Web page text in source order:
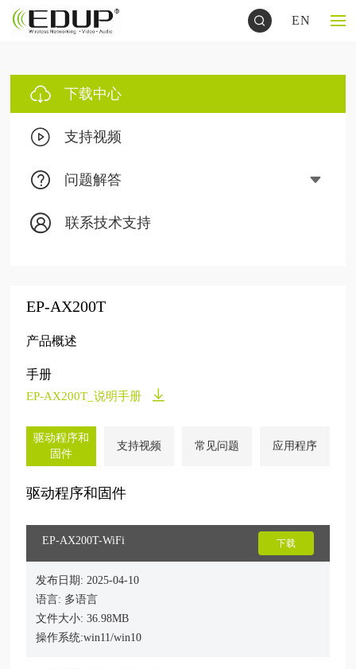
EN
下载中心
支持视频
问题解答
联系技术支持
EP-AX200T
产品概述
手册
EP-AX200T_说明手册
驱动程序和
固件
支持视频 常见问题 应用程序
驱动程序和固件
EP-AX200T-WiFi 下载
发布日期: 2025-04-10
语言: 多语言
文件大小: 36.98MB
操作系统:win11/win10